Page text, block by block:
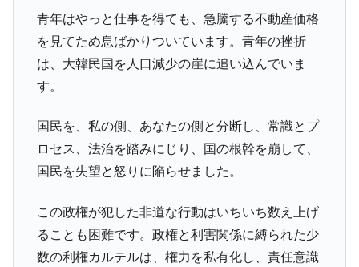
Fact1 セレクトセールの高額取引馬が稼いだ金額とは？
青年はやっと仕事を得ても、急騰する不動産価格
を見てため息ばかりついています。青年の挫折
は、大韓民国を人口減少の崖に追い込んでいま
す。
国民を、私の側、あなたの側と分断し、常識とプ
ロセス、法治を踏みにじり、国の根幹を崩して、
国民を失望と怒りに陥らせました。
この政権が犯した非道な行動はいちいち数え上げ
ることも困難です。政権と利害関係に縛られた少
数の利権カルテルは、権力を私有化し、責任意識